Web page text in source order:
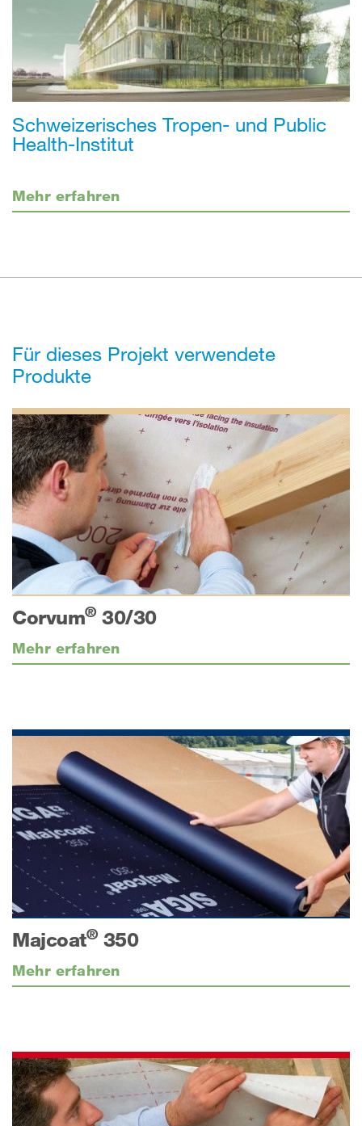
Schweizerisches Tropen- und Public
Health-Institut
Mehr erfahren
Für dieses Projekt verwendete
Produkte
Corvum®30/30
Mehr erfahren
Majcoat®350
Mehr erfahren